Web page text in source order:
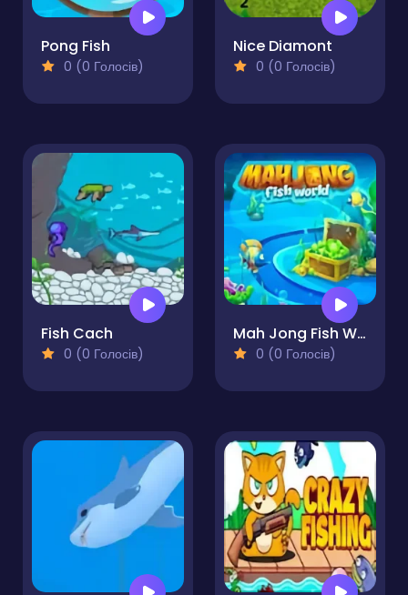
Pong Fish
0 (0 Голосів)
Nice Diamont
0 (0 Голосів)
Fish Cach
0 (0 Голосів)
Mah Jong Fish World
0 (0 Голосів)